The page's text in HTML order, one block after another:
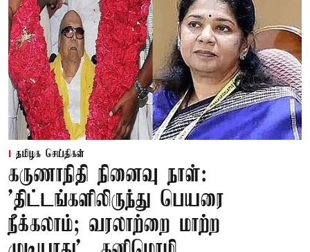
தமிழக செய்திகள்
கருணாநிதி நினைவு நாள்:
'திட்டங்களிலிருந்து பெயரை
நீக்கலாம்; வரலாற்றை மாற்ற